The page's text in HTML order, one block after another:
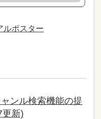
ルポスター
ンル検索機能の提
更新)